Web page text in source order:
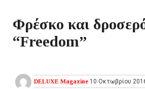
Φρέσκο και
“Freedom”
DELUXE Magazine 10 Οκτωβρίου